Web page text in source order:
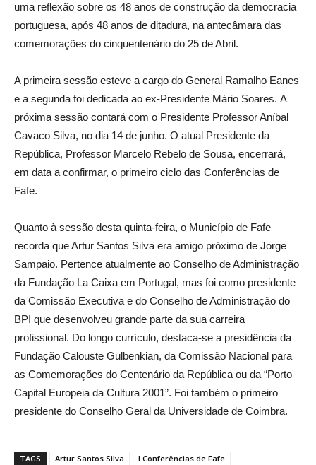
uma reflexão sobre os 48 anos de construção da democracia
portuguesa, após 48 anos de ditadura, na antecâmara das
comemorações do cinquentenário do 25 de Abril.
A primeira sessão esteve a cargo do General Ramalho Eanes
e a segunda foi dedicada ao ex-Presidente Mário Soares. A
próxima sessão contará com o Presidente Professor Aníbal
Cavaco Silva, no dia 14 de junho. O atual Presidente da
República, Professor Marcelo Rebelo de Sousa, encerrará,
em data a confirmar, o primeiro ciclo das Conferências de
Fafe.
Quanto à sessão desta quinta-feira, o Município de Fafe
recorda que Artur Santos Silva era amigo próximo de Jorge
Sampaio. Pertence atualmente ao Conselho de Administração
da Fundação La Caixa em Portugal, mas foi como presidente
da Comissão Executiva e do Conselho de Administração do
BPI que desenvolveu grande parte da sua carreira
profissional. Do longo currículo, destaca-se a presidência da
Fundação Calouste Gulbenkian, da Comissão Nacional para
as Comemorações do Centenário da República ou da “Porto –
Capital Europeia da Cultura 2001”. Foi também o primeiro
presidente do Conselho Geral da Universidade de Coimbra.
TAGS Artur Santos Silva
I Conferências de Fafe